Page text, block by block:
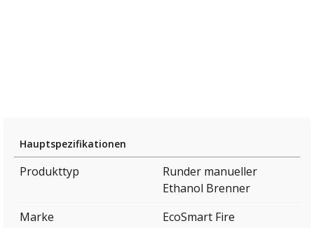
Hauptspezifikationen
Produkttyp
Runder manueller
Ethanol Brenner
Marke
EcoSmart Fire